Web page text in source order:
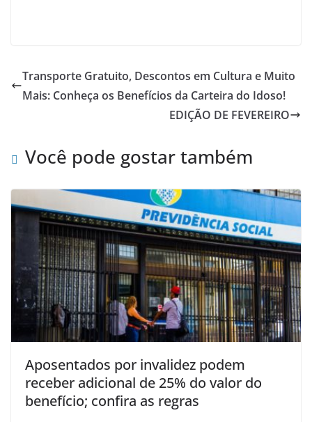
Transporte Gratuito, Descontos em Cultura e Muito
Mais: Conheça os Benefícios da Carteira do Idoso!
EDIÇÃO DE FEVEREIRO
Você pode gostar também
Aposentados por invalidez podem
receber adicional de 25% do valor do
benefício; confira as regras